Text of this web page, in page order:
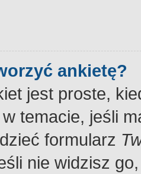
ankietę?
jest proste,
temacie, jeśli
formularz
nie widzisz